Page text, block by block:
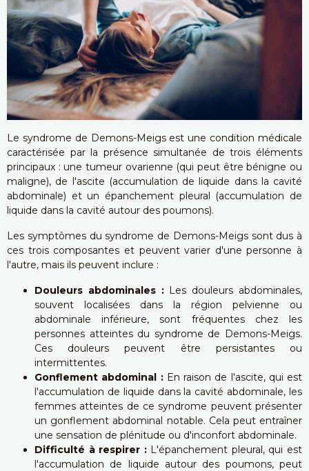
Le syndrome de Demons-Meigs est une condition médicale
caractérisée par la présence simultanée de trois éléments
principaux : une tumeur ovarienne (qui peut être bénigne ou
maligne), de l'ascite (accumulation de liquide dans la cavité
abdominale) et un épanchement pleural (accumulation de
liquide dans la cavité autour des poumons).
Les symptômes du syndrome de Demons-Meigs sont dus à
ces trois composantes et peuvent varier d'une personne à
l'autre, mais ils peuvent inclure :
Douleurs abdominales :Les douleurs abdominales,
souvent localisées dans la région pelvienne ou
abdominale inférieure, sont fréquentes chez les
personnes atteintes du syndrome de Demons-Meigs.
Ces douleurs peuvent être persistantes ou
intermittentes.
Gonflement abdominal : En raison de l'ascite, qui est
l'accumulation de liquide dans la cavité abdominale, les
femmes atteintes de ce syndrome peuvent présenter
un gonflement abdominal notable. Cela peut entraîner
une sensation de plénitude ou d'inconfort abdominale.
Difficulté à respirer :L'épanchement pleural, qui est
l'accumulation de liquide autour des poumons, peut